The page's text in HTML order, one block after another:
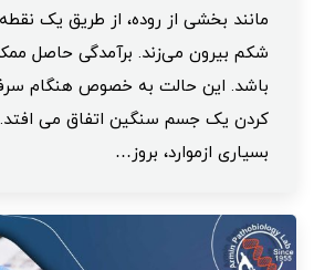
مانند بخشی از روده، از طریق یک
شکم بیرون می‌زند. برآمدگی حاصل
باشد. این حالت به خصوص هنگام
کردن یک جسم سنگین اتفاق می افتد.
بسیاری ازموارد، بروز…